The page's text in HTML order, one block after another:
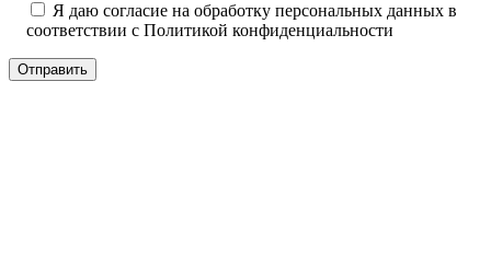
Я даю согласие на обработку персональных данных в
соответствии с Политикой конфиденциальности